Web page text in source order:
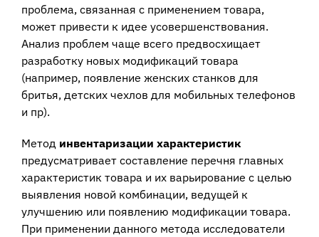
проблема, связанная с применением товара,
может привести к идее усовершенствования.
Анализ проблем чаще всего предвосхищает
разработку новых модификаций товара
(например, появление женских станков для
бритья, детских чехлов для мобильных телефонов
и пр).
Метод инвентаризации характеристик
предусматривает составление перечня главных
характеристик товара и их варьирование с целью
выявления новой комбинации, ведущей к
улучшению или появлению модификации товара.
При применении данного метода исследователи